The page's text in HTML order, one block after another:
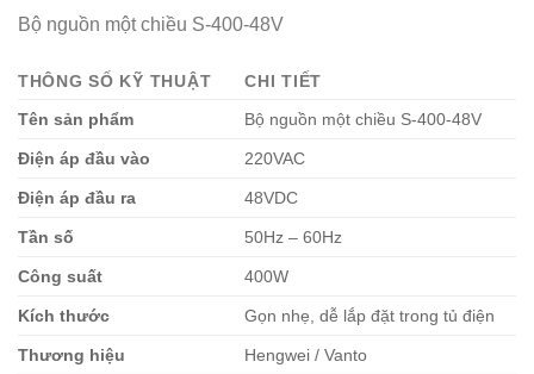
Bộ nguồn một chiều S-400-48V
THÔNG SỐ KỸ THUẬT
CHI TIẾT
Tên sản phẩm
Bộ nguồn một chiều S-400-48V
Điện áp đầu vào 220VAC
Điện áp đầu ra 48VDC
Tần số 50Hz – 60Hz
Công suất 400W
Kích thước Gọn nhẹ, dễ lắp đặt trong tủ điện
Thương hiệu Hengwei / Vanto